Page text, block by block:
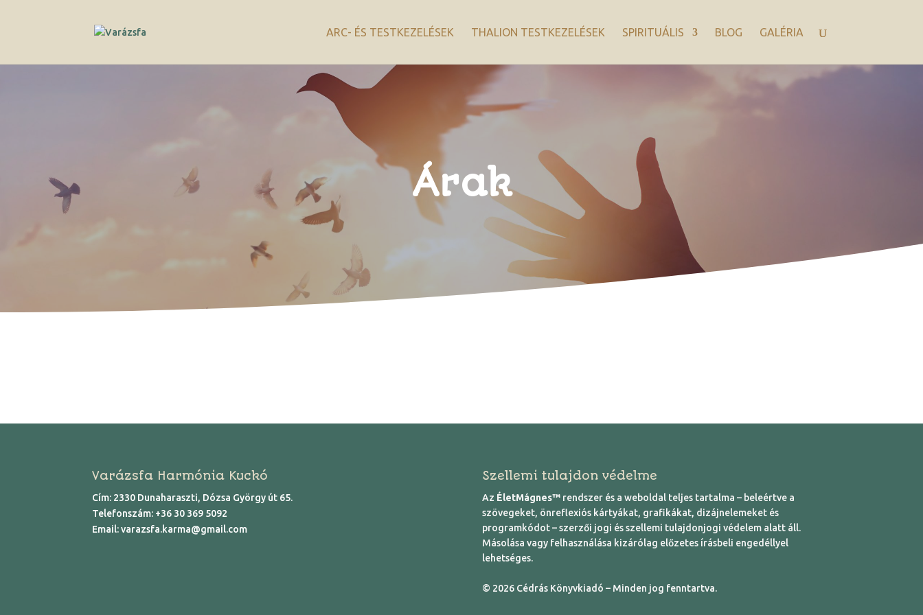
ARC- ÉS TESTKEZELÉSEK THALION TESTKEZELÉSEK SPIRITUÁLIS BLOG GALÉRIA
Árak
Varázsfa Harmónia Kuckó
Cím: 2330 Dunaharaszti, Dózsa György út 65.
Telefonszám: +36 30 369 5092
Email:varazsfa.karma@gmail.com
Szellemi tulajdon védelme
Az ÉletMágnes™rendszer és a weboldal teljes tartalma – beleértve a
szövegeket, önreflexiós kártyákat, grafikákat, dizájnelemeket és
programkódot – szerzői jogi és szellemi tulajdonjogi védelem alatt áll.
Másolása vagy felhasználása kizárólag előzetes írásbeli engedéllyel
lehetséges.
© 2026 Cédrás Könyvkiadó – Minden jog fenntartva.